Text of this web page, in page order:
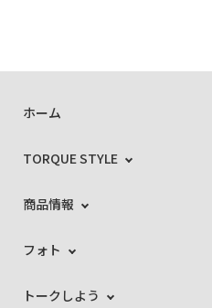
ホーム
TORQUE STYLE
商品情報
フォト
トークしよう